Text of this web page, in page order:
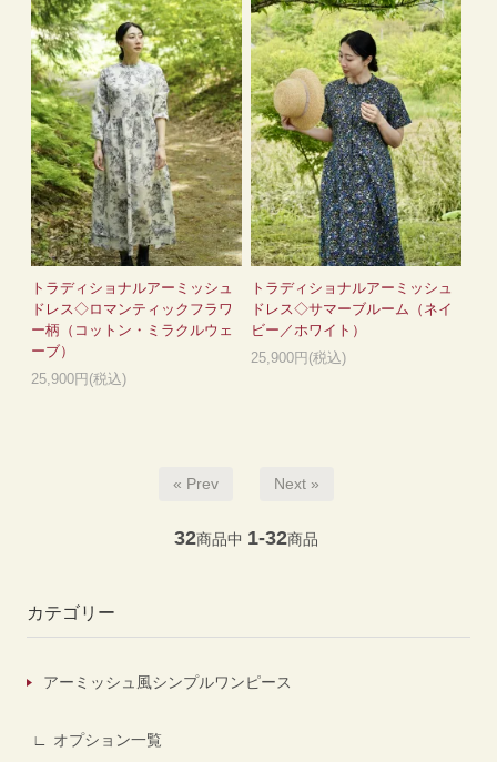
トラディショナルアーミッシュ
ドレス◇ロマンティックフラワ
ー柄（コットン・ミラクルウェ
ーブ）
25,900円(税込)
トラディショナルアーミッシュ
ドレス◇サマーブルーム（ネイ
ビー／ホワイト）
25,900円(税込)
« Prev Next »
32商品中 1-32商品
カテゴリー
アーミッシュ風シンプルワンピース
オプション一覧